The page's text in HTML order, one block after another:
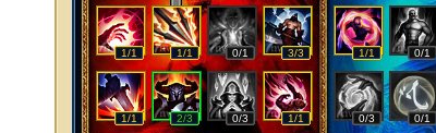
1/1 1/1 0/1 3/3
1/1 2/3 0/3 1/1
1/1 0/1
0/3 0/1